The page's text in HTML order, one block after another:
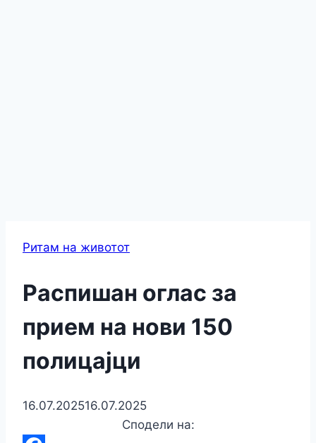
Ритам на животот
Распишан оглас за
прием на нови 150
полицајци
16.07.202516.07.2025
Сподели на: